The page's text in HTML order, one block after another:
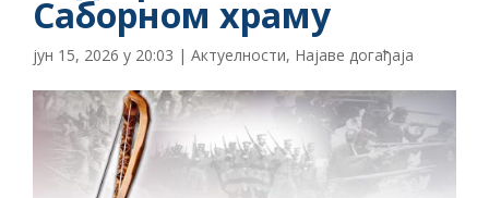
Саборном храму
јун 15, 2026 у 20:03 | Актуелности, Најаве догађаја